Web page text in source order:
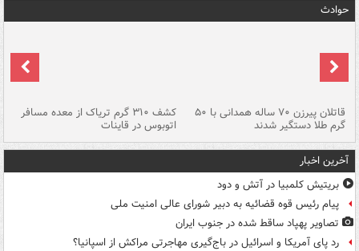
حوادث
قاتلان پیرزن ۷۰ ساله همدانی با ۵۰
گرم طلا دستگیر شدند
کشف ۳۱۰ گرم تریاک از معده مسافر
اتوبوس در قاینات
آخرین اخبار
بریتیش کلمبیا در آتش و دود
پیام رئیس قوه قضائیه به دبیر شورای عالی امنیت ملی
تصاویر پهپاد ساقط شده در جنوب ایران
رد پای آمریکا و اسرائیل در باج‌گیری مهاجرتی مراکش از اسپانیا؟